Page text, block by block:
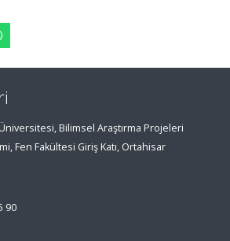
Bilimsel Araştırma Projeleri
Fen Fakültesi Giriş Katı, Ortahisar
90